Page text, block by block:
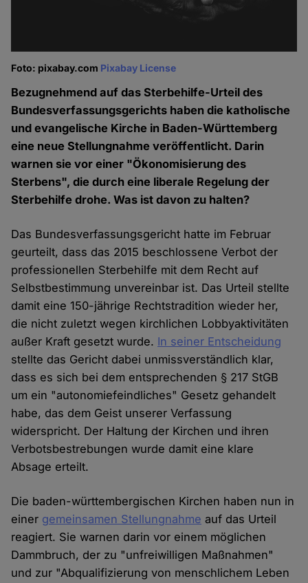
Foto: pixabay.com Pixabay License
Bezugnehmend auf das Sterbehilfe-Urteil des
Bundesverfassungsgerichts haben die katholische
und evangelische Kirche in Baden-Württemberg
eine neue Stellungnahme veröffentlicht. Darin
warnen sie vor einer "Ökonomisierung des
Sterbens", die durch eine liberale Regelung der
Sterbehilfe drohe. Was ist davon zu halten?
Das Bundesverfassungsgericht hatte im Februar
geurteilt, dass das 2015 beschlossene Verbot der
professionellen Sterbehilfe mit dem Recht auf
Selbstbestimmung unvereinbar ist. Das Urteil stellte
damit eine 150-jährige Rechtstradition wieder her,
die nicht zuletzt wegen kirchlichen Lobbyaktivitäten
außer Kraft gesetzt wurde. In seiner Entscheidung
stellte das Gericht dabei unmissverständlich klar,
dass es sich bei dem entsprechenden § 217 StGB
um ein "autonomiefeindliches" Gesetz gehandelt
habe, das dem Geist unserer Verfassung
widerspricht. Der Haltung der Kirchen und ihren
Verbotsbestrebungen wurde damit eine klare
Absage erteilt.
Die baden-württembergischen Kirchen haben nun in
einer gemeinsamen Stellungnahme auf das Urteil
reagiert. Sie warnen darin vor einem möglichen
Dammbruch, der zu "unfreiwilligen Maßnahmen"
und zur "Abqualifizierung von menschlichem Leben